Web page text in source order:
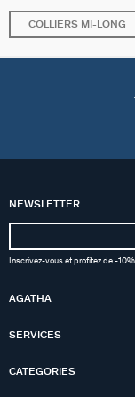
COLLIERS MI-LONG
NEWSLETTER
Inscrivez-vous et profitez de -
AGATHA
SERVICES
CATEGORIES